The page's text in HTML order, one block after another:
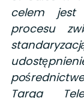
celem jest
procesu
Targa